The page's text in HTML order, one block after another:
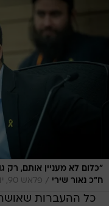
"כלום לא מעניין אותם, רק
ח"כ נאור שירי / פלאש 90, יונתן זינדל
כל ההעברות